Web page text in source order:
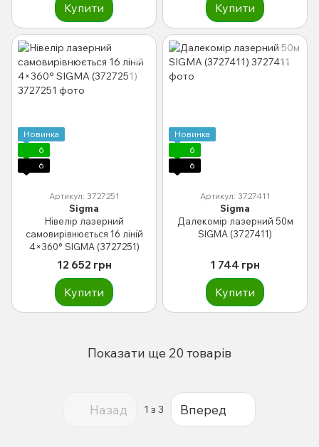
Купити Купити
Новинка
6
6
Артикул: 3727251
Sigma
Нівелір лазерний
самовирівнюється 16 ліній
4×360° SIGMA (3727251)
12 652 грн
Купити
Новинка
6
6
Артикул: 3727411
Sigma
Далекомір лазерний 50м
SIGMA (3727411)
1 744 грн
Купити
Показати ще 20 товарів
Назад 1 з 3 Вперед